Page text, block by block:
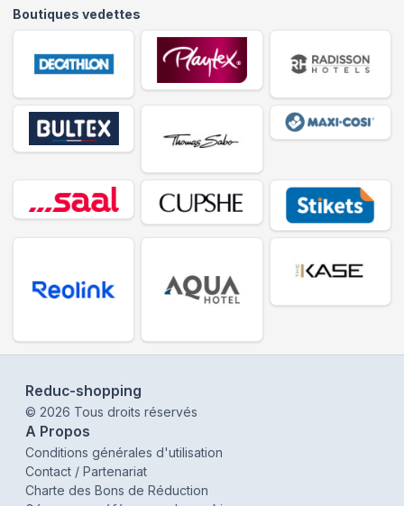
Boutiques vedettes
Reduc-shopping
© 2026 Tous droits réservés
A Propos
Conditions générales d'utilisation
Contact / Partenariat
Charte des Bons de Réduction